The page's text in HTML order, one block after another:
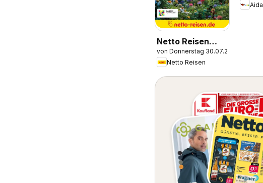
Netto Reisen
Prospekt
von Donnerstag 30.07.2026
Netto Reisen
Aida